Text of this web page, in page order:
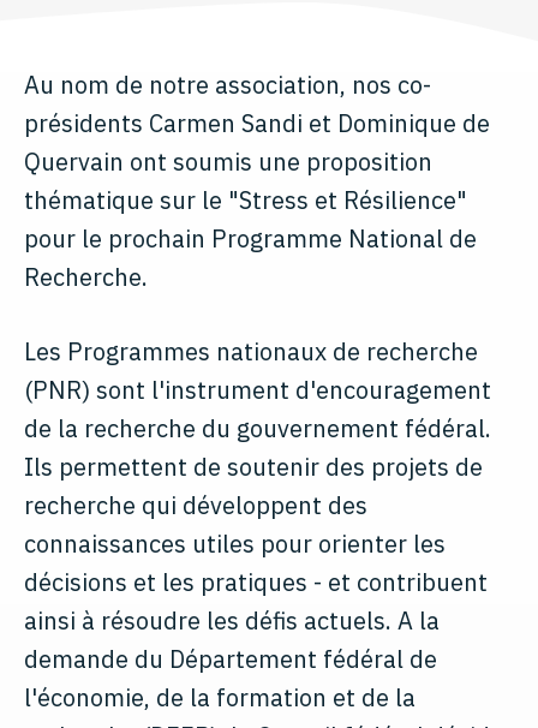
Au nom de notre association, nos co-
présidents Carmen Sandi et Dominique de
Quervain ont soumis une proposition
thématique sur le "Stress et Résilience"
pour le prochain Programme National de
Recherche.
Les Programmes nationaux de recherche
(PNR) sont l'instrument d'encouragement
de la recherche du gouvernement fédéral.
Ils permettent de soutenir des projets de
recherche qui développent des
connaissances utiles pour orienter les
décisions et les pratiques - et contribuent
ainsi à résoudre les défis actuels. A la
demande du Département fédéral de
l'économie, de la formation et de la